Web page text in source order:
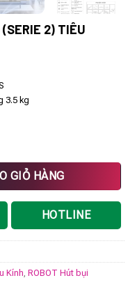
(SERIE 2) TIÊU
3.5 kg
tiêu chuẩn Đức số lượng
GIỎ HÀNG
HOTLINE
Kính, ROBOT Hút bụi